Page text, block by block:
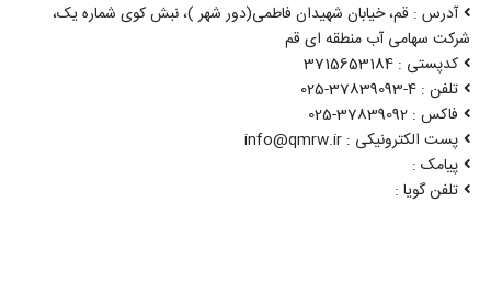
آدرس : قم، خیابان شهیدان فاطمی(دور شهر )، نبش کوی شماره یک،
شرکت سهامی آب منطقه ای قم
کدپستی : 3715653184
تلفن : 4-37839093-025
فاکس : 37839092-025
پست الکترونیکی : info@qmrw.ir
پیامک :
تلفن گویا :